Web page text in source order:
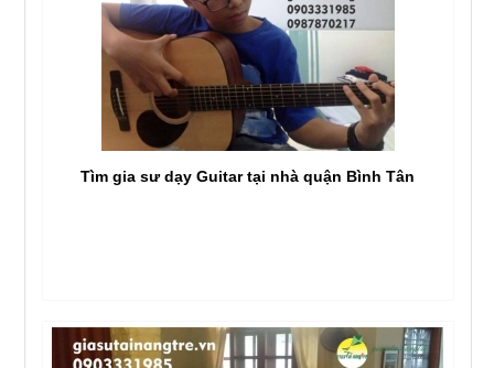
Tìm gia sư dạy Guitar tại nhà quận Bình Tân